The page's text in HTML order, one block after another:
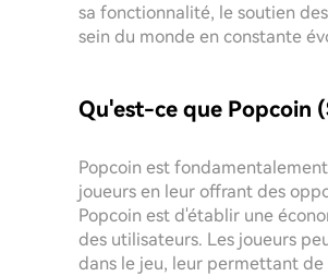
sa fonctionnalité, le soutien
sein du monde en constante
Qu'est-ce que Popcoin
Popcoin est
joueurs en leur offrant des
Popcoin est d'établir une
des utilisateurs. Les joueurs
dans le jeu, leur permettant